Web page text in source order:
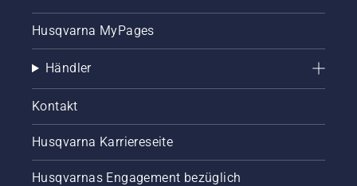
Husqvarna MyPages
Händler
Kontakt
Husqvarna Karriereseite
Husqvarnas Engagement bezüglich